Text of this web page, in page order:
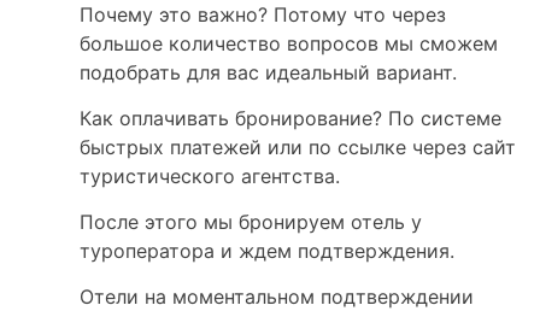
Почему это важно? Потому что через
большое количество вопросов мы сможем
подобрать для вас идеальный вариант.
Как оплачивать бронирование? По системе
быстрых платежей или по ссылке через сайт
туристического агентства.
После этого мы бронируем отель у
туроператора и ждем подтверждения.
Отели на моментальном подтверждении